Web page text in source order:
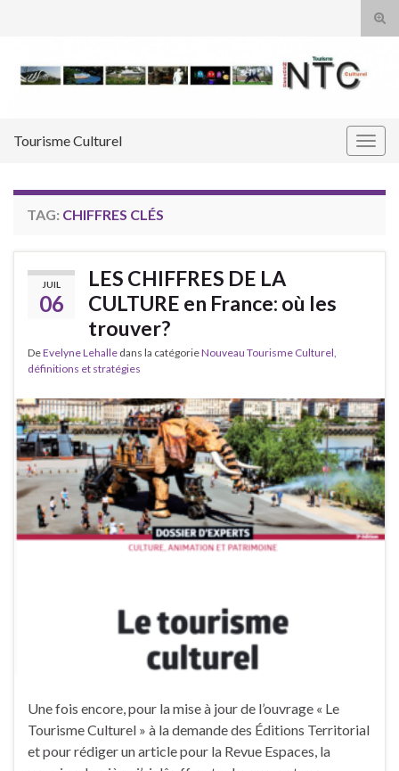
Tourisme Culturel
TAG: CHIFFRES CLÉS
JUIL
06
LES CHIFFRES DE LA
CULTURE en France: où les
trouver?
DeEvelyne Lehalle dans la catégorieNouveau Tourisme Culturel,
définitions et stratégies
Une fois encore, pour la mise à jour de l’ouvrage « Le
Tourisme Culturel » à la demande des Éditions Territorial
et pour rédiger un article pour la Revue Espaces, la